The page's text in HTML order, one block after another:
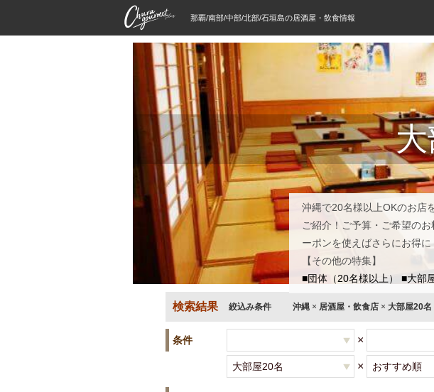
那覇/南部/中部/北部/石垣島の居酒屋・飲食情報
沖縄で20名様以上OKのお店
ご紹介！ご予算・ご希望の
ーポンを使えばさらにお得に
【その他の特集】
■団体（20名様以上）
■大部
検索結果 絞込み条件 沖縄 × 居酒屋・飲食店 × 大部屋20名
条件 ×
×